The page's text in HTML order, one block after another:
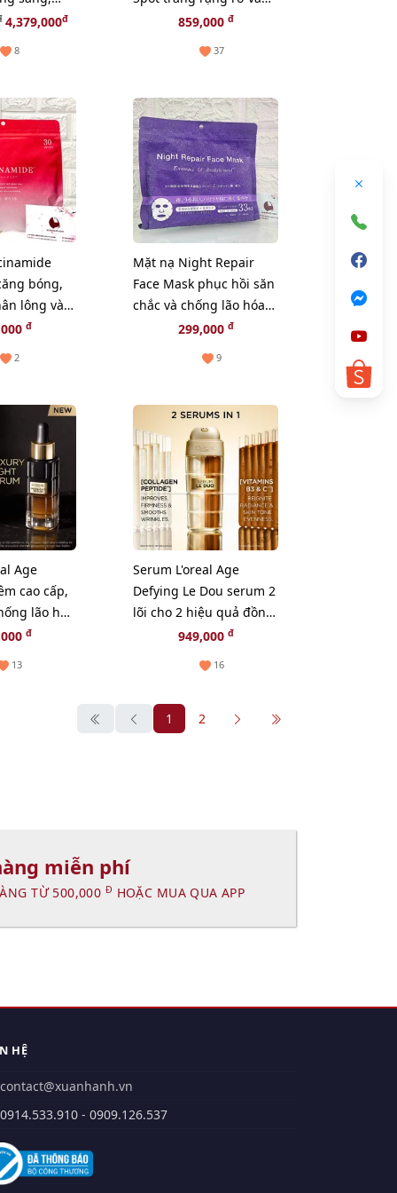
màu
4,379,000đ
8
giảm sạm nám, 30ml
859,000 đ
37
bóng,
lông và
30pcs
đ
2
Mặt nạ Night Repair
Face Mask phục hồi săn
chắc và chống lão hóa
da - 33pcs (New)
299,000 đ
9
Age
cao cấp,
lão hoá
30ml
đ
13
Serum L'oreal Age
Defying Le Dou serum 2
lõi cho 2 hiệu quả đồng
thời: trẻ và trắng, 30ml
949,000 đ
16
1 2
miễn phí
TỪ 500,000 Đ HOẶC MUA QUA APP
HỆ
contact@xuanhanh.vn
- 0909.126.537